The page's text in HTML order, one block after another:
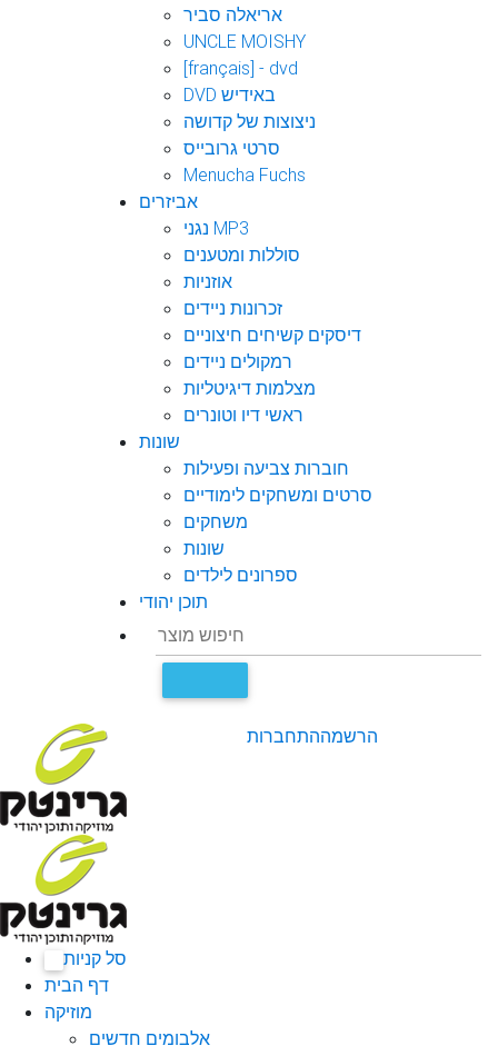
אריאלה סביר
UNCLE MOISHY
[français] - dvd
DVD באידיש
ניצוצות של קדושה
סרטי גרובייס
Menucha Fuchs
אביזרים
נגני MP3
סוללות ומטענים
אוזניות
זכרונות ניידים
דיסקים קשיחים חיצוניים
רמקולים ניידים
מצלמות דיגיטליות
ראשי דיו וטונרים
שונות
חוברות צביעה ופעילות
סרטים ומשחקים לימודיים
משחקים
שונות
ספרונים לילדים
תוכן יהודי
התחברותהרשמה
סל קניות
דף הבית
מוזיקה
אלבומים חדשים